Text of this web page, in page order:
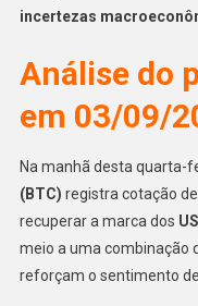
incertezas
Análise do
em 03/09/
Na manhã desta quarta-
(BTC) registra cotação de
recuperar a marca dos
meio a uma combinação
reforçam o sentimento